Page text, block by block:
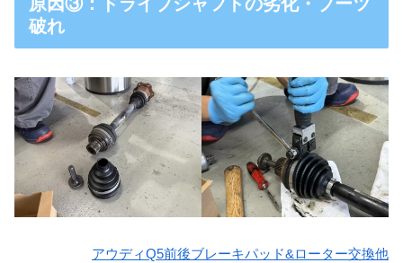
破れ
アウディQ5前後ブレーキパッド&ローター交換他